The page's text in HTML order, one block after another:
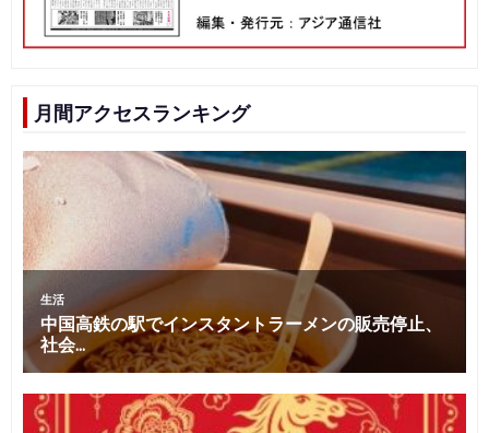
月間アクセスランキング